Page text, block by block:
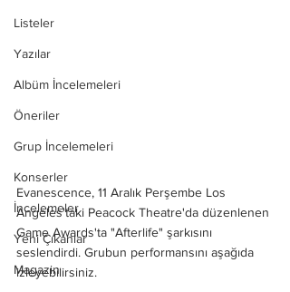
Listeler
Yazılar
Albüm İncelemeleri
Öneriler
Grup İncelemeleri
Konserler
İncelemeler
Yeni Çıkanlar
Magazin
Evanescence, 11 Aralık Perşembe Los
Angeles'taki Peacock Theatre'da düzenlenen
Game Awards'ta "Afterlife" şarkısını
seslendirdi. Grubun performansını aşağıda
izleyebilirsiniz.